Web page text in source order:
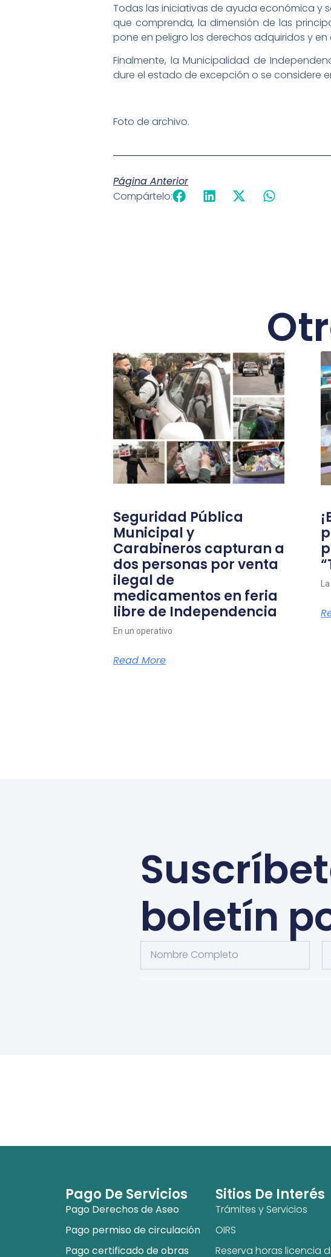
Todas las iniciativas de ayuda económica y
que comprenda, la dimensión de las
pone en peligro los derechos adquiridos y
Finalmente, la Municipalidad de
dure el estado de excepción o se considere
Foto de archivo.
Página Anterior
Compártelo:
Seguridad Pública
Municipal y
Carabineros capturan a
dos personas por venta
ilegal de
medicamentos en feria
libre de Independencia
En un operativo
Read More
boletín
Pago De Servicios
Pago Derechos de Aseo
Pago permiso de circulación
Pago certificado de obras
Sitios De Interés
Trámites y Servicios
OIRS
Reserva horas licencia